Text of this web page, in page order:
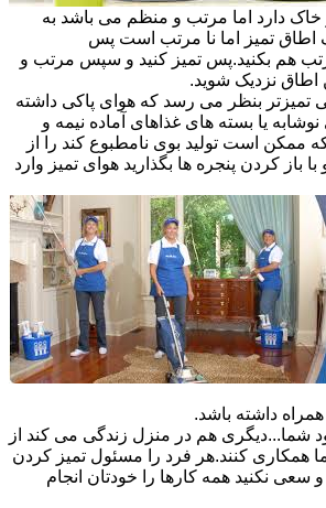
خاک دارد اما مرتب و منظم می باشد به
اطاق تمیز اما نا مرتب است پس
هم بکنید.پس تمیز کنید و سپس مرتب و
اطاق نزدیک شوید.
تمیزتر بنظر می رسد که هوای پاکی داشته
یا بسته های غذاهای آماده نیمه و
ممکن است تولید بوی نامطبوع کند را از
باز کردن پنجره ها بگذارید هوای تمیز وارد
داشته باشد.
شما...دیگری هم در منزل زندگی می کند از
شما همکاری کنند.هر فرد را مسئول تمیز کردن
و سعی نکنید همه کارها را خودتان انجام